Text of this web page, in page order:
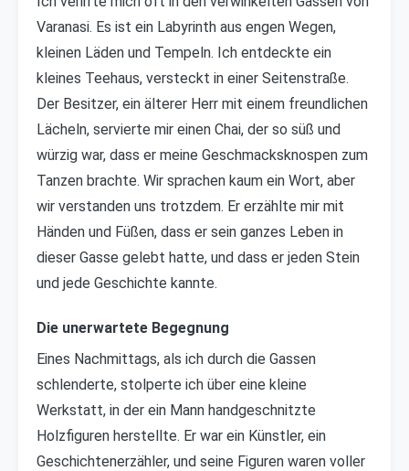
Varanasi. Es ist ein Labyrinth aus engen Wegen,
kleinen Läden und Tempeln. Ich entdeckte ein
kleines Teehaus, versteckt in einer Seitenstraße.
Der Besitzer, ein älterer Herr mit einem freundlichen
Lächeln, servierte mir einen Chai, der so süß und
würzig war, dass er meine Geschmacksknospen zum
Tanzen brachte. Wir sprachen kaum ein Wort, aber
wir verstanden uns trotzdem. Er erzählte mir mit
Händen und Füßen, dass er sein ganzes Leben in
dieser Gasse gelebt hatte, und dass er jeden Stein
und jede Geschichte kannte.
Die unerwartete Begegnung
Eines Nachmittags, als ich durch die Gassen
schlenderte, stolperte ich über eine kleine
Werkstatt, in der ein Mann handgeschnitzte
Holzfiguren herstellte. Er war ein Künstler, ein
Geschichtenerzähler, und seine Figuren waren voller